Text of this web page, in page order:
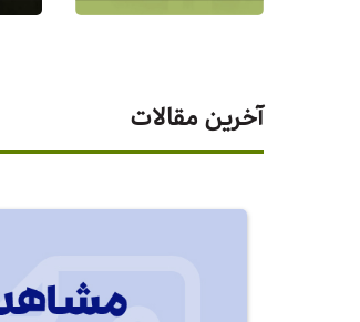
آخرین مقالات